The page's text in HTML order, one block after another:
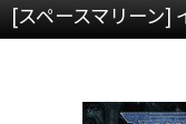
[スペースマリーン]